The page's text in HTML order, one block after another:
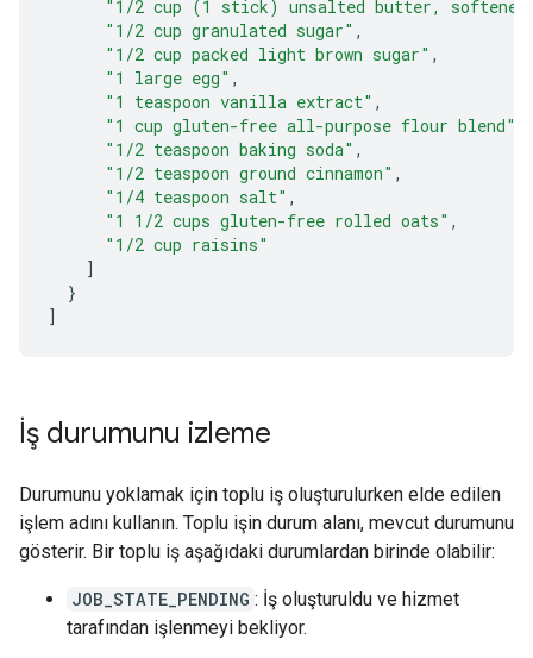
"1/2 cup (1 stick) unsalted butter,
"1/2 cup granulated sugar" ,
"1/2 cup packed light brown sugar" ,
"1 large egg" ,
"1 teaspoon vanilla extract" ,
"1 cup gluten-free all-purpose flour blend"
"1/2 teaspoon baking soda" ,
"1/2 teaspoon ground cinnamon" ,
"1/4 teaspoon salt" ,
"1 1/2 cups gluten-free rolled oats" ,
"1/2 cup raisins"
]
}
]
İş durumunu izleme
Durumunu yoklamak için toplu iş oluşturulurken elde edilen
işlem adını kullanın. Toplu işin durum alanı, mevcut durumunu
gösterir. Bir toplu iş aşağıdaki durumlardan birinde olabilir:
JOB_STATE_PENDING : İş oluşturuldu ve hizmet
tarafından işlenmeyi bekliyor.